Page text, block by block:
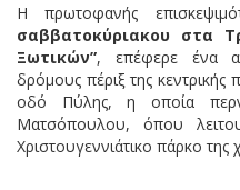
Η πρωτοφανής
σαββατοκύριακου στα
Ξωτικών”, επέφερε ένα
δρόμους πέριξ της κεντρικής
οδό Πύλης, η οποία
Ματσόπουλου, όπου
Χριστουγεννιάτικο πάρκο της